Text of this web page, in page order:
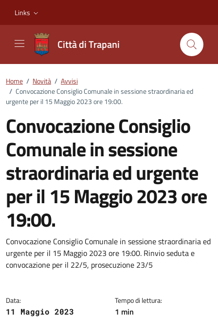
Links
Città di Trapani
Home / Novità / Avvisi
/ Convocazione Consiglio Comunale in sessione straordinaria ed
urgente per il 15 Maggio 2023 ore 19:00.
Convocazione Consiglio
Comunale in sessione
straordinaria ed urgente
per il 15 Maggio 2023 ore
19:00.
Dettagli della notizia
Convocazione Consiglio Comunale in sessione straordinaria ed
urgente per il 15 Maggio 2023 ore 19:00. Rinvio seduta e
convocazione per il 22/5, prosecuzione 23/5
Data:
11 Maggio 2023
Tempo di lettura:
1 min